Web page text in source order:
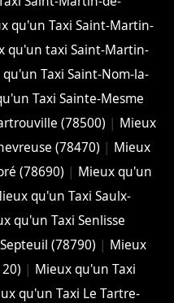
qu'un Taxi Saint-Martin-
qu'un taxi Saint-Martin-
Taxi Saint-Nom-la-
Taxi Sainte-Mesme
(78500) | Mieux
(78470) | Mieux
(78690) | Mieux qu'un
qu'un Taxi Saulx-
qu'un Taxi Senlisse
(78790) | Mieux
| Mieux qu'un Taxi
qu'un Taxi Le Tartre-